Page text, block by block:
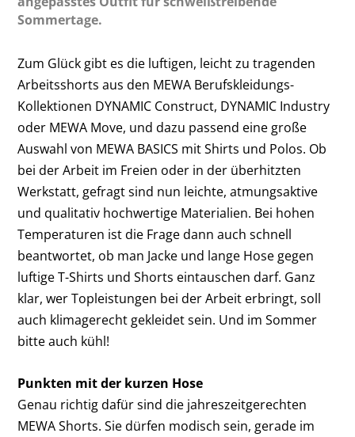
Sommertage.
Zum Glück gibt es die luftigen, leicht zu tragenden
Arbeitsshorts aus den MEWA Berufskleidungs-
Kollektionen DYNAMIC Construct, DYNAMIC Industry
oder MEWA Move, und dazu passend eine große
Auswahl von MEWA BASICS mit Shirts und Polos. Ob
bei der Arbeit im Freien oder in der überhitzten
Werkstatt, gefragt sind nun leichte, atmungsaktive
und qualitativ hochwertige Materialien. Bei hohen
Temperaturen ist die Frage dann auch schnell
beantwortet, ob man Jacke und lange Hose gegen
luftige T-Shirts und Shorts eintauschen darf. Ganz
klar, wer Topleistungen bei der Arbeit erbringt, soll
auch klimagerecht gekleidet sein. Und im Sommer
bitte auch kühl!
Punkten mit der kurzen Hose
Genau richtig dafür sind die jahreszeitgerechten
MEWA Shorts. Sie dürfen modisch sein, gerade im